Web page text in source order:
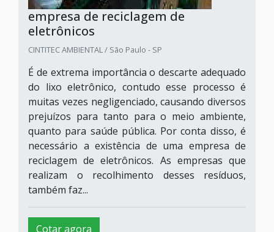
empresa de reciclagem de
eletrônicos
CINTITEC AMBIENTAL / São Paulo - SP
É de extrema importância o descarte adequado
do lixo eletrônico, contudo esse processo é
muitas vezes negligenciado, causando diversos
prejuízos para tanto para o meio ambiente,
quanto para saúde pública. Por conta disso, é
necessário a existência de uma empresa de
reciclagem de eletrônicos. As empresas que
realizam o recolhimento desses resíduos,
também faz...
Cotar agora